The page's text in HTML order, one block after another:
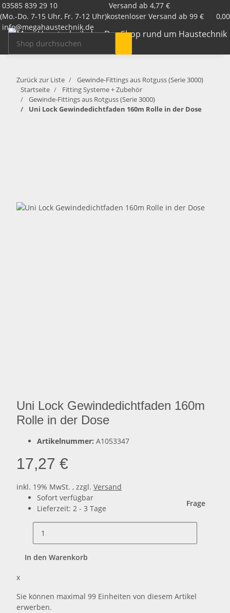
03585 839 29 10
(Mo.-Do. 7-15 Uhr, Fr. 7-12 Uhr)
info@megahaustechnik.de
Versand ab 4,77 €
kostenloser Versand ab 99 €
Zurück zur Liste
Gewinde-Fittings aus Rotguss (Serie 3000)
Startseite
Fitting Systeme + Zubehör
Gewinde-Fittings aus Rotguss (Serie 3000)
Uni Lock Gewindedichtfaden 160m Rolle in der Dose
Uni Lock Gewindedichtfaden 160m
Rolle in der Dose
Artikelnummer: A1053347
17,27 €
inkl. 19% MwSt. , zzgl. Versand
Sofort verfügbar
Lieferzeit: 2 - 3 Tage
Frage
In den Warenkorb
x
Sie können maximal 99 Einheiten von diesem Artikel
erwerben.